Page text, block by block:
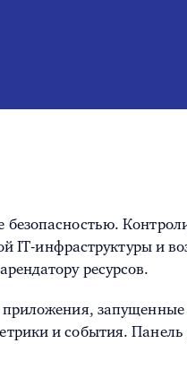
IT-инфраструктуры и
ресурсов.
и события. Панель